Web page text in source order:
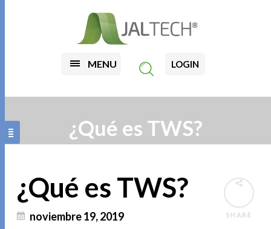
MENU LOGIN
¿Qué es TWS?
SHARE
¿Qué es TWS?
noviembre 19, 2019